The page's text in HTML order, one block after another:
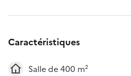
Caractéristiques
Salle de 400 m²